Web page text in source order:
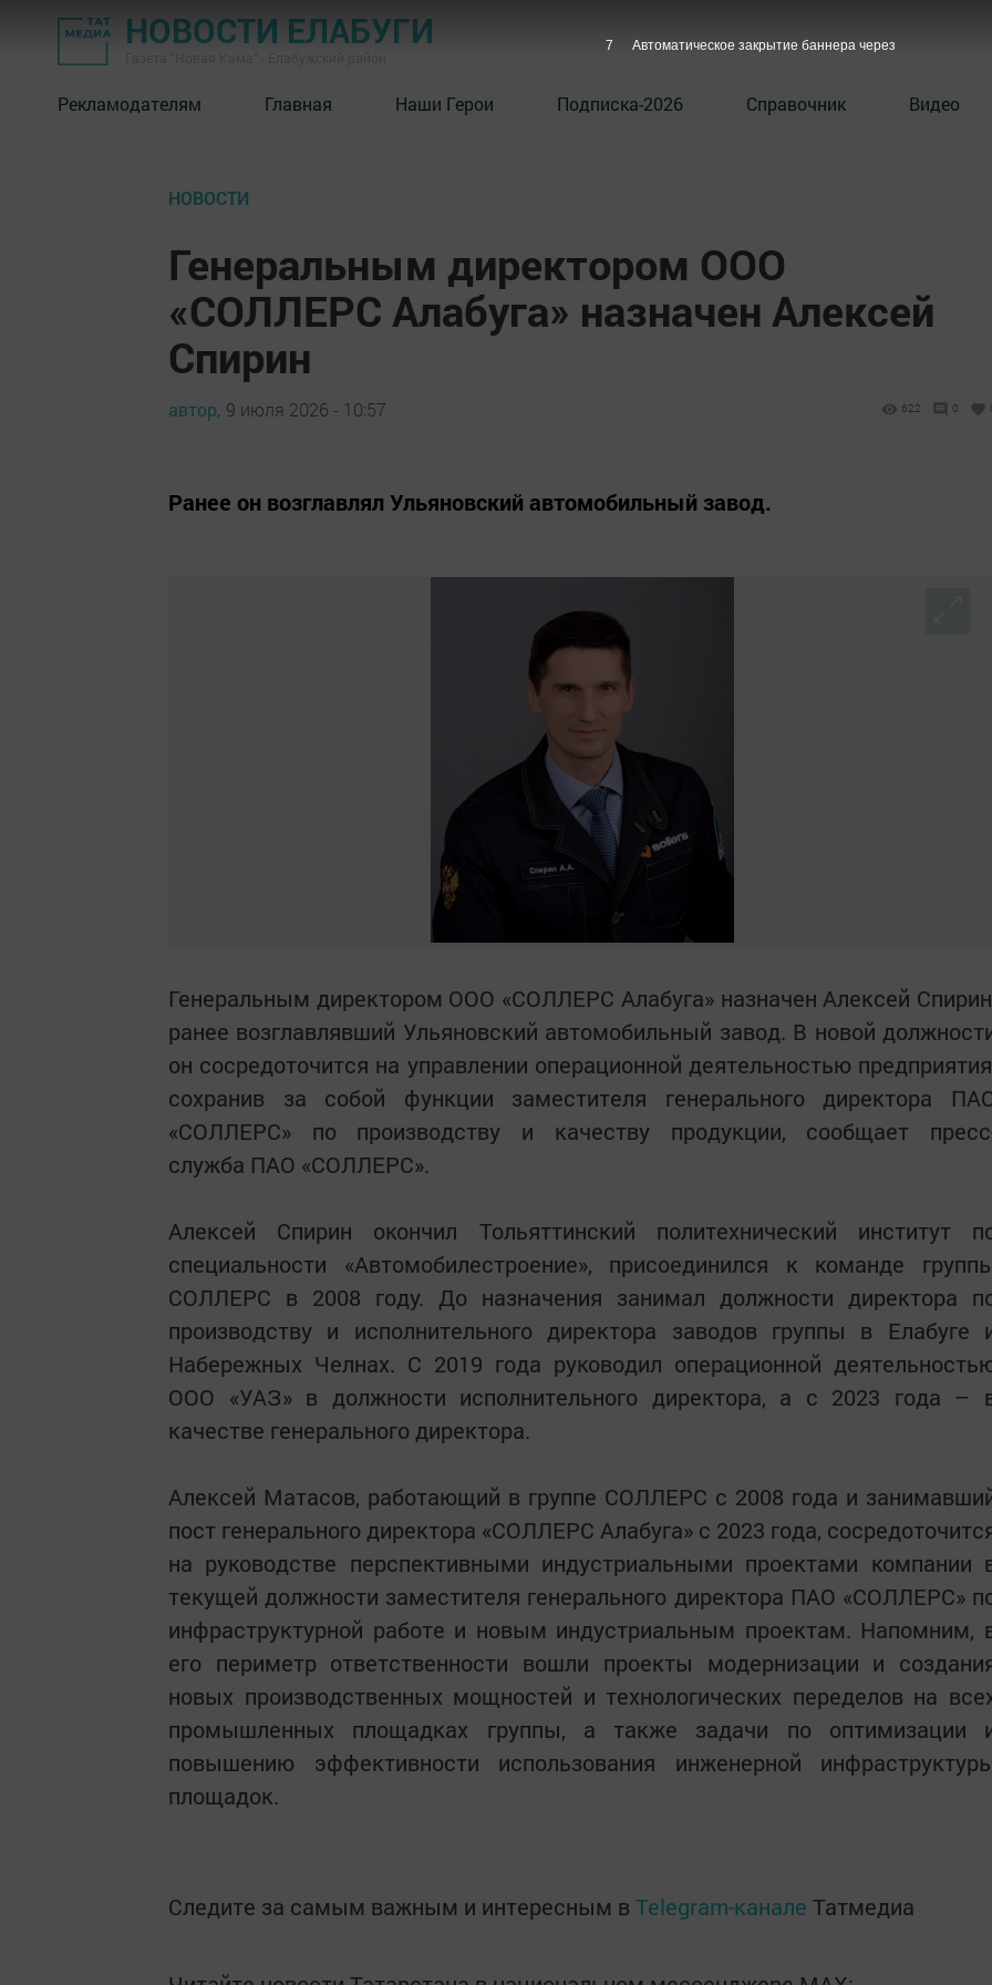
НОВОСТИ ЕЛАБУГИ
Рекламодателям Главная Наши Герои Подписка-2026 Справочник Видео
НОВОСТИ
Генеральным директором ООО
«СОЛЛЕРС Алабуга» назначен Алексей
Спирин
автор, 9 июля 2026 - 10:57 622 0
Ранее он возглавлял Ульяновский автомобильный завод.
Генеральным директором ООО «СОЛЛЕРС Алабуга» назначен Алексей
ранее возглавлявший Ульяновский автомобильный завод. В новой
он сосредоточится на управлении операционной деятельностью
сохранив за собой функции заместителя генерального директора
«СОЛЛЕРС» по производству и качеству продукции, сообщает
служба ПАО «СОЛЛЕРС».
Алексей Спирин окончил Тольяттинский политехнический институт
специальности «Автомобилестроение», присоединился к команде
СОЛЛЕРС в 2008 году. До назначения занимал должности директора
производству и исполнительного директора заводов группы в Елабуге
Набережных Челнах. С 2019 года руководил операционной
ООО «УАЗ» в должности исполнительного директора, а с 2023 года –
качестве генерального директора.
Алексей Матасов, работающий в группе СОЛЛЕРС с 2008 года и
пост генерального директора «СОЛЛЕРС Алабуга» с 2023 года,
на руководстве перспективными индустриальными проектами компании
текущей должности заместителя генерального директора ПАО «СОЛЛЕРС»
инфраструктурной работе и новым индустриальным проектам. Напомним,
его периметр ответственности вошли проекты модернизации и
новых производственных мощностей и технологических переделов на
промышленных площадках группы, а также задачи по оптимизации
повышению эффективности использования инженерной
площадок.
Следите за самым важным и интересным в Telegram-канале Татмедиа
6 Автоматическое закрытие баннера через